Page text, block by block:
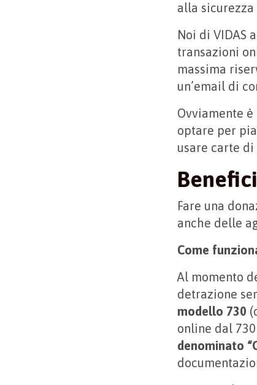
alla
Noi di VIDAS
transazioni
massima
un’email di
Ovviamente
optare per
usare carte
Fare una
anche delle
Come
Al momento
detrazione
modello 730
online dal
denominato